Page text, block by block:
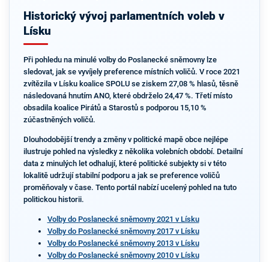
Historický vývoj parlamentních voleb v
Lísku
Při pohledu na minulé volby do Poslanecké sněmovny lze
sledovat, jak se vyvíjely preference místních voličů. V roce 2021
zvítězila v Lísku koalice SPOLU se ziskem 27,08 % hlasů, těsně
následovaná hnutím ANO, které obdrželo 24,47 %. Třetí místo
obsadila koalice Pirátů a Starostů s podporou 15,10 %
zúčastněných voličů.
Dlouhodobější trendy a změny v politické mapě obce nejlépe
ilustruje pohled na výsledky z několika volebních období. Detailní
data z minulých let odhalují, které politické subjekty si v této
lokalitě udržují stabilní podporu a jak se preference voličů
proměňovaly v čase. Tento portál nabízí ucelený pohled na tuto
politickou historii.
Volby do Poslanecké sněmovny 2021 v Lísku
Volby do Poslanecké sněmovny 2017 v Lísku
Volby do Poslanecké sněmovny 2013 v Lísku
Volby do Poslanecké sněmovny 2010 v Lísku